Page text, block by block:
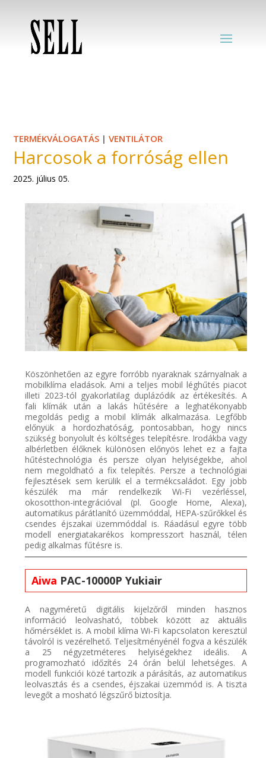
TERMÉKVÁLOGATÁS |VENTILÁTOR
Harcosok a forróság ellen
2025. július 05.
Köszönhetően az egyre forróbb nyaraknak szárnyalnak a
mobilklíma eladások. Ami a teljes mobil léghűtés piacot
illeti 2023-tól gyakorlatilag duplázódik az értékesítés. A
fali klímákután a lakás hűtésére a leghatékonyabb
megoldás pedig a mobil klímák alkalmazása. Legfőbb
előnyük a hordozhatóság, pontosabban, hogy nincs
szükség bonyolult és költséges telepítésre. Irodákba vagy
albérletben élőknek különösen előnyös lehet ez a fajta
hűtéstechnológia és persze olyan helyiségekbe, ahol
nem megoldható afix telepítés. Persze a technológiai
fejlesztések sem kerülik el a termékcsaládot. Egy jobb
készülék ma már rendelkezikWi-Fi vezérléssel,
okosotthon-integrációval (pl. Google Home, Alexa),
automatikus párátlanító üzemmóddal, HEPA-szűrőkkel és
csendes éjszakai üzemmóddal is. Ráadásul egyre több
modell energiatakarékos kompresszort használ, télen
pedig alkalmas fűtésre is.
Aiwa PAC-10000PYukiair
A nagyméretű digitális kijelzőről minden hasznos
információ leolvasható, többek között az aktuális
hőmérséklet is. A mobil klíma Wi-Fi kapcsolaton keresztül
távolról is vezérelhető. Teljesítményénél fogva a készülék
a 25 négyzetméteres helyiségekhezideális. A
programozható időzítés 24 órán belül lehetséges. A
modell funkciói közé tartozik a párásítás, az automatikus
leolvasztás és a csendes, éjszakai üzemmód is. A tiszta
levegőt a mosható légszűrő biztosítja.